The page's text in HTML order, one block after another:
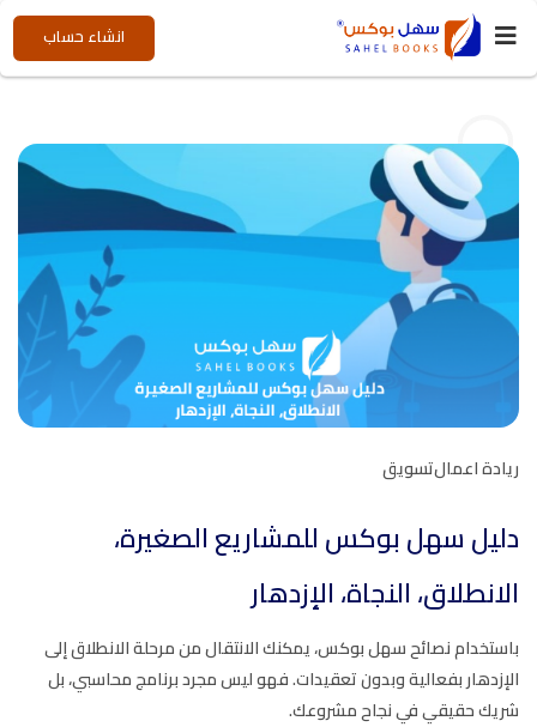
انشاء حساب
ريادة اعمالتسويق
دليل سهل بوكس للمشاريع الصغيرة،
الانطلاق، النجاة، الإزدهار
باستخدام نصائح سهل بوكس، يمكنك الانتقال من مرحلة الانطلاق إلى
الإزدهار بفعالية وبدون تعقيدات. فهو ليس مجرد برنامج محاسبي، بل
شريك حقيقي في نجاح مشروعك.